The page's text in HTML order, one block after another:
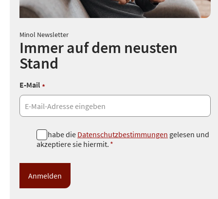
Minol Newsletter
Immer auf dem neusten
Stand
E-Mail *
Ich habe die Datenschutzbestimmungen gelesen und
akzeptiere sie hiermit. *